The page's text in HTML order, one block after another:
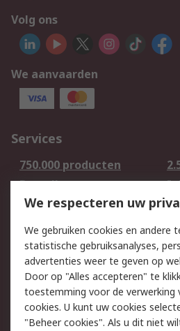
Volg ons
We aanvaarden
Services
750.000 producten
Bestellen
Retouren
Track & Trace
Wettelijk
Cookiebeleid
Privacybeleid -
Bijgewerkt
We respecteren uw
We gebruiken cookies en andere
statistische gebruiksanalyses,
advertenties weer te geven op
Door op "Alles accepteren" te
toestemming voor de verwerking
cookies. U kunt uw cookies
"Beheer cookies". Als u dit niet